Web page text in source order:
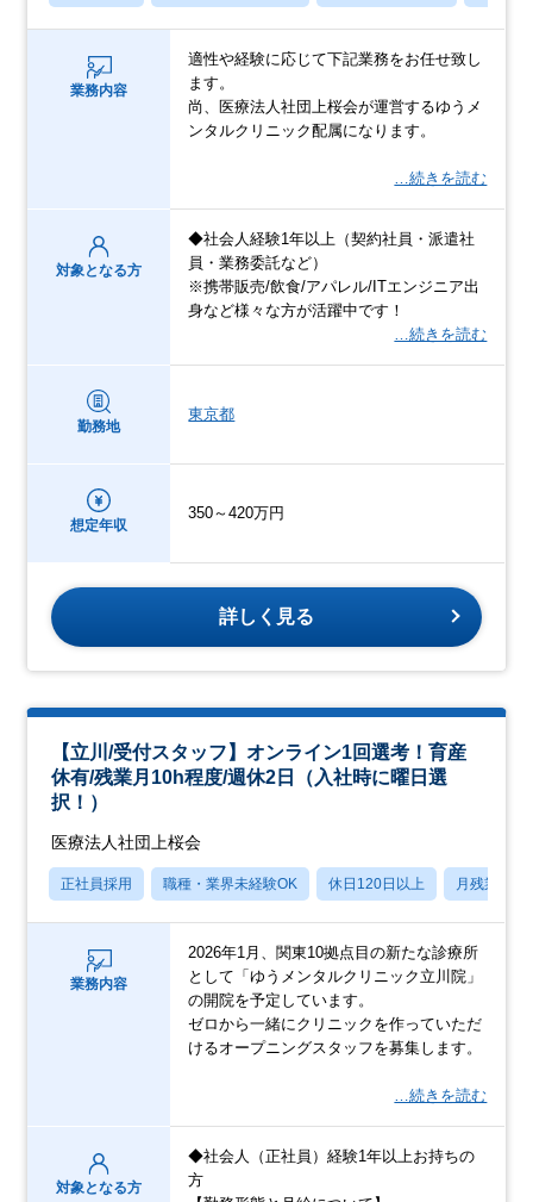
業務内容
適性や経験に応じて下記業務をお任せ致し
ます。
尚、医療法人社団上桜会が運営するゆうメ
ンタルクリニック配属になります。
…続きを読む
対象となる方
◆社会人経験1年以上（契約社員・派遣社
員・業務委託など）
※携帯販売/飲食/アパレル/ITエンジニア出
身など様々な方が活躍中です！
…続きを読む
勤務地
東京都
想定年収
350～420万円
詳しく見る
【立川/受付スタッフ】オンライン1回選考！育産
休有/残業月10h程度/週休2日（入社時に曜日選
択！）
医療法人社団上桜会
正社員採用 職種・業界未経験OK 休日120日以上 月残業20
業務内容
2026年1月、関東10拠点目の新たな診療所
として「ゆうメンタルクリニック立川院」
の開院を予定しています。
ゼロから一緒にクリニックを作っていただ
けるオープニングスタッフを募集します。
…続きを読む
対象となる方
◆社会人（正社員）経験1年以上お持ちの
方